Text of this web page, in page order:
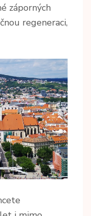
záporných
regeneraci,